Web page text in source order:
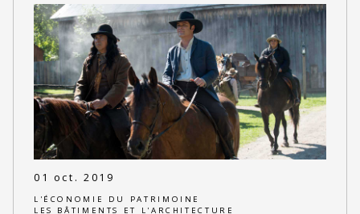
01 oct. 2019
L'ÉCONOMIE DU PATRIMOINE
LES BÂTIMENTS ET L'ARCHITECTURE